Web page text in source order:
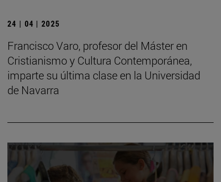
24 | 04 | 2025
Francisco Varo, profesor del Máster en
Cristianismo y Cultura Contemporánea,
imparte su última clase en la Universidad
de Navarra